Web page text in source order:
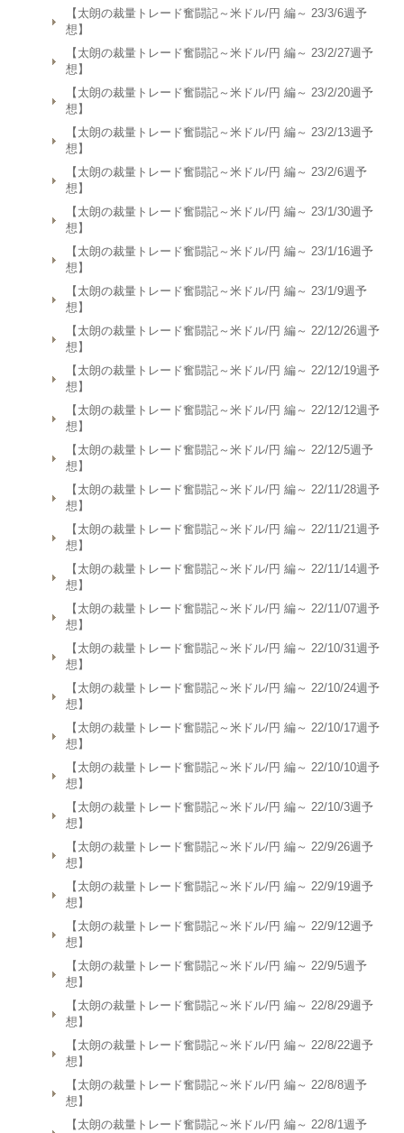
【太朗の裁量トレード奮闘記～米ドル/円 編～ 23/3/6週予
想】
【太朗の裁量トレード奮闘記～米ドル/円 編～ 23/2/27週予
想】
【太朗の裁量トレード奮闘記～米ドル/円 編～ 23/2/20週予
想】
【太朗の裁量トレード奮闘記～米ドル/円 編～ 23/2/13週予
想】
【太朗の裁量トレード奮闘記～米ドル/円 編～ 23/2/6週予
想】
【太朗の裁量トレード奮闘記～米ドル/円 編～ 23/1/30週予
想】
【太朗の裁量トレード奮闘記～米ドル/円 編～ 23/1/16週予
想】
【太朗の裁量トレード奮闘記～米ドル/円 編～ 23/1/9週予
想】
【太朗の裁量トレード奮闘記～米ドル/円 編～ 22/12/26週予
想】
【太朗の裁量トレード奮闘記～米ドル/円 編～ 22/12/19週予
想】
【太朗の裁量トレード奮闘記～米ドル/円 編～ 22/12/12週予
想】
【太朗の裁量トレード奮闘記～米ドル/円 編～ 22/12/5週予
想】
【太朗の裁量トレード奮闘記～米ドル/円 編～ 22/11/28週予
想】
【太朗の裁量トレード奮闘記～米ドル/円 編～ 22/11/21週予
想】
【太朗の裁量トレード奮闘記～米ドル/円 編～ 22/11/14週予
想】
【太朗の裁量トレード奮闘記～米ドル/円 編～ 22/11/07週予
想】
【太朗の裁量トレード奮闘記～米ドル/円 編～ 22/10/31週予
想】
【太朗の裁量トレード奮闘記～米ドル/円 編～ 22/10/24週予
想】
【太朗の裁量トレード奮闘記～米ドル/円 編～ 22/10/17週予
想】
【太朗の裁量トレード奮闘記～米ドル/円 編～ 22/10/10週予
想】
【太朗の裁量トレード奮闘記～米ドル/円 編～ 22/10/3週予
想】
【太朗の裁量トレード奮闘記～米ドル/円 編～ 22/9/26週予
想】
【太朗の裁量トレード奮闘記～米ドル/円 編～ 22/9/19週予
想】
【太朗の裁量トレード奮闘記～米ドル/円 編～ 22/9/12週予
想】
【太朗の裁量トレード奮闘記～米ドル/円 編～ 22/9/5週予
想】
【太朗の裁量トレード奮闘記～米ドル/円 編～ 22/8/29週予
想】
【太朗の裁量トレード奮闘記～米ドル/円 編～ 22/8/22週予
想】
【太朗の裁量トレード奮闘記～米ドル/円 編～ 22/8/8週予
想】
【太朗の裁量トレード奮闘記～米ドル/円 編～ 22/8/1週予